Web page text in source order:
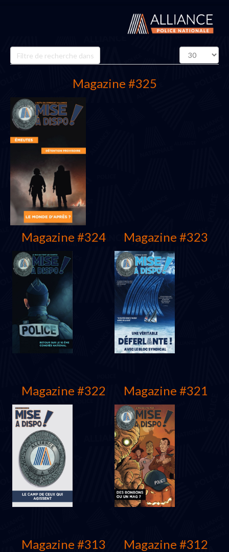
Champ
de
Affichage
#
Magazine #325
Magazine #324 Magazine #323
Magazine #322 Magazine #321
Magazine #313 Magazine #312